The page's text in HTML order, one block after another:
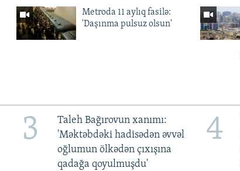
Metroda 11 aylıq fasilə:
'Daşınma pulsuz olsun'
3
Taleh Bağırovun xanımı:
'Məktəbdəki hadisədən əvvəl
oğlumun ölkədən çıxışına
qadağa qoyulmuşdu'
4